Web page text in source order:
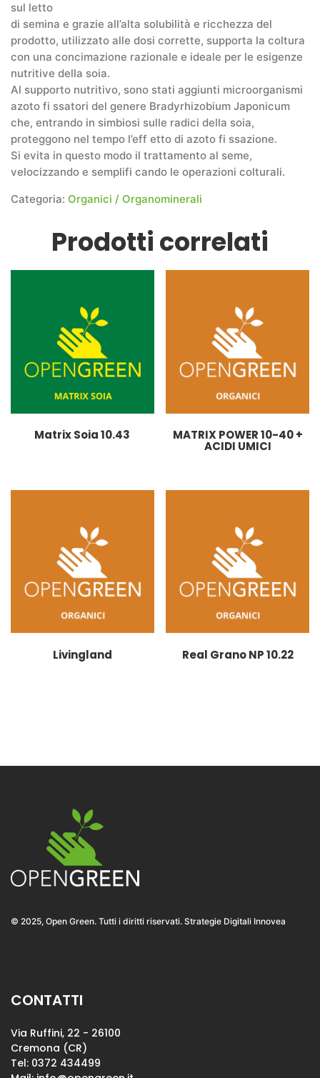
sul letto
di semina e grazie all’alta solubilità e ricchezza del
prodotto, utilizzato alle dosi corrette, supporta la coltura
con una concimazione razionale e ideale per le esigenze
nutritive della soia.
Al supporto nutritivo, sono stati aggiunti microorganismi
azoto fi ssatori del genere Bradyrhizobium Japonicum
che, entrando in simbiosi sulle radici della soia,
proteggono nel tempo l’eff etto di azoto fi ssazione.
Si evita in questo modo il trattamento al seme,
velocizzando e semplifi cando le operazioni colturali.
Categoria: Organici / Organominerali
Prodotti correlati
Matrix Soia 10.43 MATRIX POWER 10-40 +
ACIDI UMICI
Livingland Real Grano NP 10.22
© 2025, Open Green. Tutti i diritti riservati. Strategie Digitali Innovea
CONTATTI
Via Ruffini, 22 - 26100
Cremona (CR)
Tel: 0372 434499